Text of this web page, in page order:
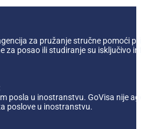
za pružanje stručne pomoći
za posao ili studiranje su
posla u inostranstvu. GoVisa nije
poslove u inostranstvu.